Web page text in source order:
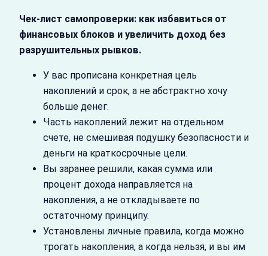
Чек-лист самопроверки: как избавиться от
финансовых блоков и увеличить доход без
разрушительных рывков.
У вас прописана конкретная цель
накоплений и срок, а не абстрактно хочу
больше денег.
Часть накоплений лежит на отдельном
счете, не смешивая подушку безопасности и
деньги на краткосрочные цели.
Вы заранее решили, какая сумма или
процент дохода направляется на
накопления, а не откладываете по
остаточному принципу.
Установлены личные правила, когда можно
трогать накопления, а когда нельзя, и вы им